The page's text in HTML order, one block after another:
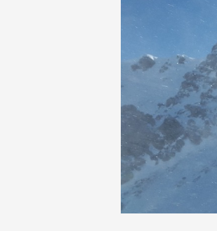
wychłodzeniu
organizmu